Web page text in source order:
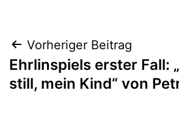
Vorheriger Beitrag
Ehrlinspiels erster Fall:
still, mein Kind“ von